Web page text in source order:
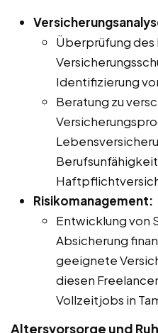
Überprüfung
Identifizierung
Beratung zu
Risikomanagement:
Entwicklung von
Absicherung
geeignete
diesen
Vollzeitjobs in
Altersvorsorge und